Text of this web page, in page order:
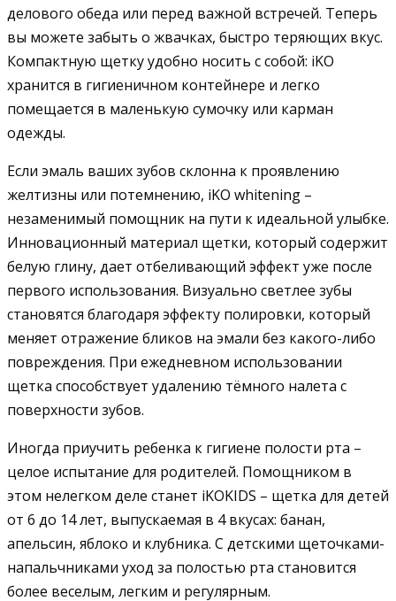
делового обеда или перед важной встречей. Теперь
вы можете забыть о жвачках, быстро теряющих вкус.
Компактную щетку удобно носить с собой: iKO
хранится в гигиеничном контейнере и легко
помещается в маленькую сумочку или карман
одежды.
Если эмаль ваших зубов склонна к проявлению
желтизны или потемнению, iKO whitening –
незаменимый помощник на пути к идеальной улыбке.
Инновационный материал щетки, который содержит
белую глину, дает отбеливающий эффект уже после
первого использования. Визуально светлее зубы
становятся благодаря эффекту полировки, который
меняет отражение бликов на эмали без какого-либо
повреждения. При ежедневном использовании
щетка способствует удалению тёмного налета с
поверхности зубов.
Иногда приучить ребенка к гигиене полости рта –
целое испытание для родителей. Помощником в
этом нелегком деле станет iKOKIDS – щетка для детей
от 6 до 14 лет, выпускаемая в 4 вкусах: банан,
апельсин, яблоко и клубника. C детскими щеточками-
напальчниками уход за полостью рта становится
более веселым, легким и регулярным.